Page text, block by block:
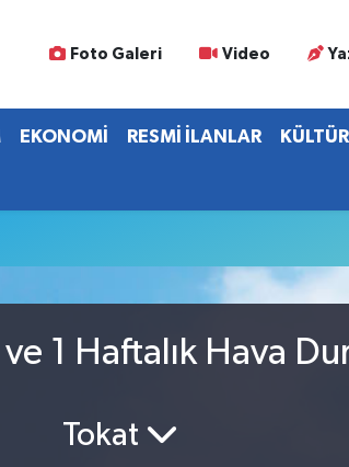
Foto Galeri Video
EKONOMİ RESMİ İLANLAR
1 Haftalık Hava
Tokat